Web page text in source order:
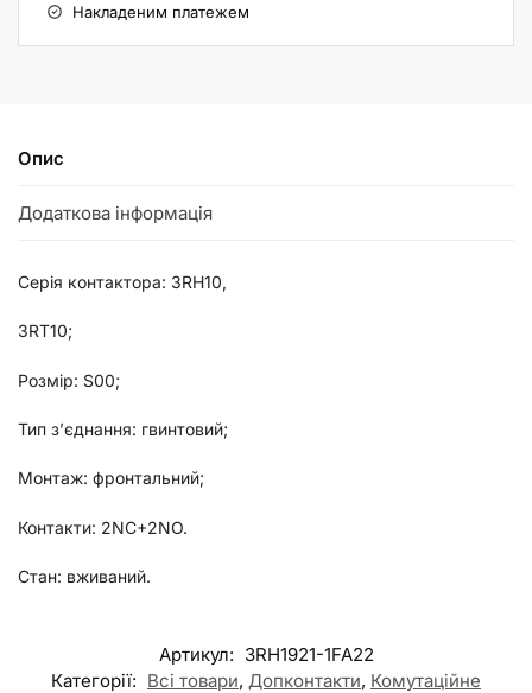
Накладеним платежем
Опис
Додаткова інформація
Серія контактора: 3RH10,
3RT10;
Розмір: S00;
Тип з’єднання: гвинтовий;
Монтаж: фронтальний;
Контакти: 2NC+2NO.
Стан: вживаний.
Артикул: 3RH1921-1FA22
Категорії: Всі товари, Допконтакти, Комутаційне